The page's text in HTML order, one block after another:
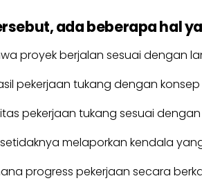
ada beberapa hal
proyek berjalan sesuai dengan
pekerjaan tukang dengan
pekerjaan tukang sesuai
melaporkan kendala
progress pekerjaan secara